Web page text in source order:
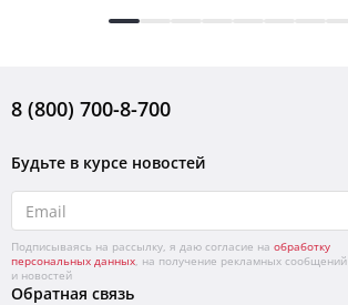
8 (800) 700-8-700
Будьте в курсе новостей
Подписываясь на рассылку, я даю согласие на обработку
персональных данных, на получение рекламных сообщений
и новостей
Обратная связь